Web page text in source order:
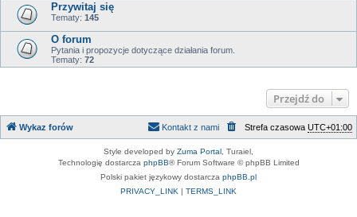
Przywitaj się
Tematy: 145
O forum
Pytania i propozycje dotyczące działania forum.
Tematy: 72
Przejdź do
Wykaz forów Strefa czasowa UTC+01:00
Kontakt z nami
Style developed by Zuma Portal , Turaiel,
Technologię dostarcza phpBB® Forum Software © phpBB Limited
Polski pakiet językowy dostarcza phpBB.pl
PRIVACY_LINK | TERMS_LINK